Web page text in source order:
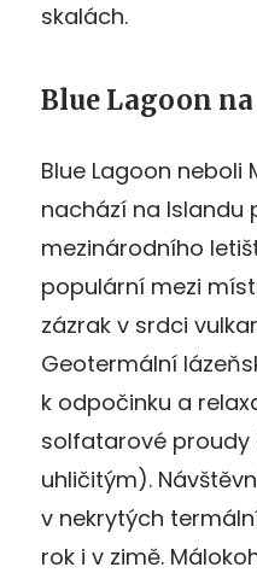
skalách.
Blue Lagoon
Blue Lagoon neboli
nachází na Islandu
mezinárodního
populární mezi
zázrak v srdci
Geotermální
k odpočinku a
solfatarové
uhličitým).
v nekrytých
rok i v zimě.